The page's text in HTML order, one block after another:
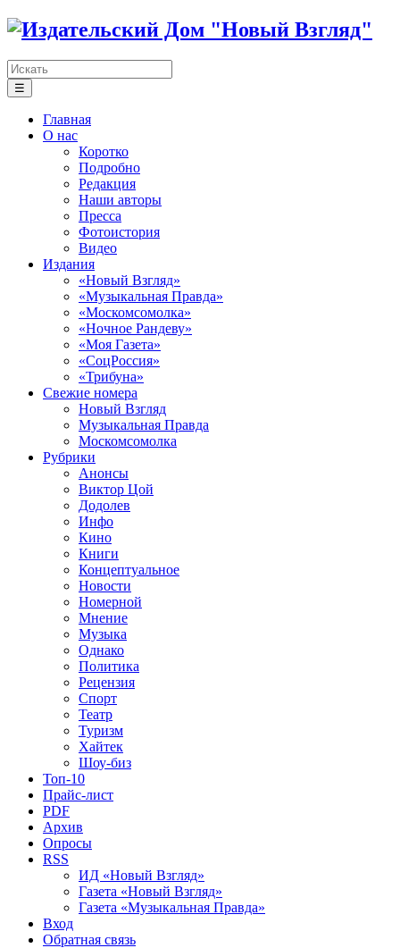
☰
Главная
О нас
Коротко
Подробно
Редакция
Наши авторы
Пресса
Фотоистория
Видео
Издания
«Новый Взгляд»
«Музыкальная Правда»
«Москомсомолка»
«Ночное Рандеву»
«Моя Газета»
«СоцРоссия»
«Трибуна»
Свежие номера
Новый Взгляд
Музыкальная Правда
Москомсомолка
Рубрики
Анонсы
Виктор Цой
Додолев
Инфо
Кино
Книги
Концептуальное
Новости
Номерной
Мнение
Музыка
Однако
Политика
Рецензия
Спорт
Театр
Туризм
Хайтек
Шоу-биз
Топ-10
Прайс-лист
PDF
Архив
Опросы
RSS
ИД «Новый Взгляд»
Газета «Новый Взгляд»
Газета «Музыкальная Правда»
Вход
Обратная связь